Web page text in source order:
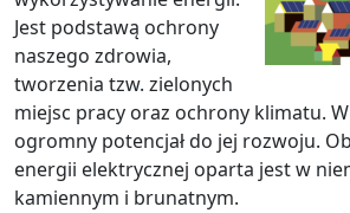
Jest podstawą ochrony
naszego zdrowia,
tworzenia tzw. zielonych
miejsc pracy oraz ochrony klimatu.
ogromny potencjał do jej rozwoju.
energii elektrycznej oparta jest w
kamiennym i brunatnym.